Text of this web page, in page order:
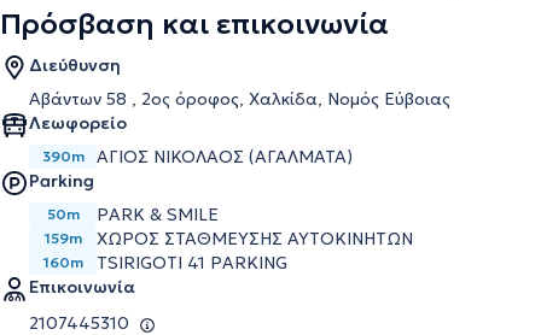
Πρόσβαση και επικοινωνία
Διεύθυνση
Αβάντων 58 , 2ος όροφος, Χαλκίδα, Νομός Εύβοιας
Λεωφορείο
390m
ΆΓΙΟΣ ΝΙΚΌΛΑΟΣ (ΑΓΆΛΜΑΤΑ)
Parking
50m PARK & SMILE
159m ΧΩΡΟΣ ΣΤΑΘΜΕΥΣΗΣ ΑΥΤΟΚΙΝΗΤΩΝ
160m
TSIRIGOTI 41 PARKING
Επικοινωνία
2107445310